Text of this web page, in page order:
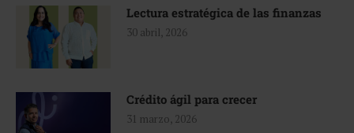
Lectura estratégica de las finanzas
30 abril, 2026
Crédito ágil para crecer
31 marzo, 2026